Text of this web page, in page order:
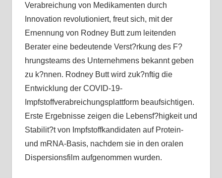
Verabreichung von Medikamenten durch
Innovation revolutioniert, freut sich, mit der
Ernennung von Rodney Butt zum leitenden
Berater eine bedeutende Verst?rkung des F?
hrungsteams des Unternehmens bekannt geben
zu k?nnen. Rodney Butt wird zuk?nftig die
Entwicklung der COVID-19-
Impfstoffverabreichungsplattform beaufsichtigen.
Erste Ergebnisse zeigen die Lebensf?higkeit und
Stabilit?t von Impfstoffkandidaten auf Protein-
und mRNA-Basis, nachdem sie in den oralen
Dispersionsfilm aufgenommen wurden.